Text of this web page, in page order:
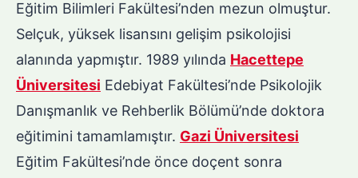
Eğitim Bilimleri Fakültesi’nden mezun olmuştur.
Selçuk, yüksek lisansını gelişim psikolojisi
alanında yapmıştır. 1989 yılında Hacettepe
Üniversitesi Edebiyat Fakültesi’nde Psikolojik
Danışmanlık ve Rehberlik Bölümü’nde doktora
eğitimini tamamlamıştır. Gazi Üniversitesi
Eğitim Fakültesi’nde önce doçent sonra